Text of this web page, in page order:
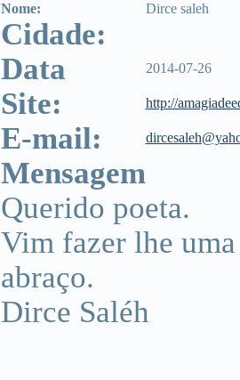
Nome: Dirce saleh
Cidade:
Data
2014-07-26
Site: http://
E-mail:
Mensagem
Querido poeta.
Vim fazer lhe
abraço.
Dirce Saléh